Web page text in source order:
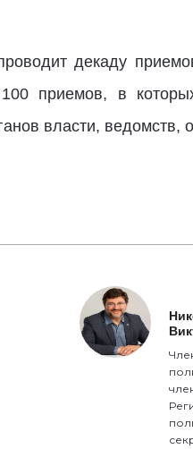
декаду
приемов, в
власти, ведомств,